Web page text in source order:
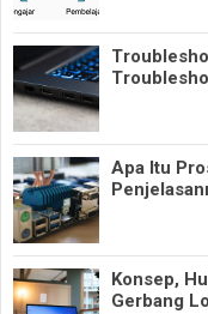
Apa Itu
Konsep,
Gerbang